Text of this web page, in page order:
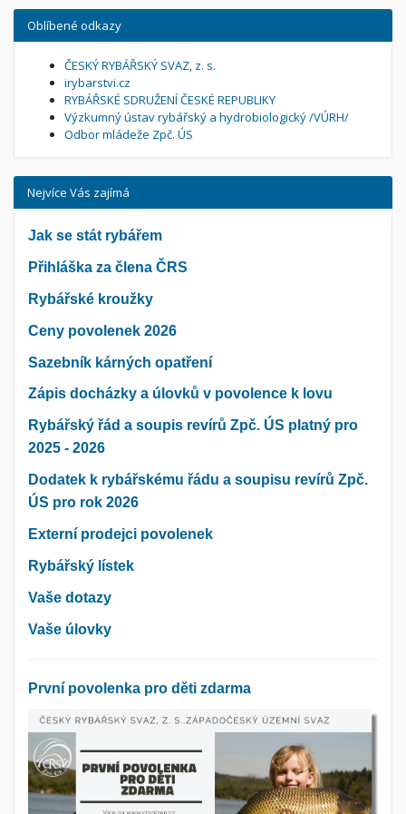
Oblíbené odkazy
ČESKÝ RYBÁŘSKÝ SVAZ, z. s.
irybarstvi.cz
RYBÁŘSKÉ SDRUŽENÍ ČESKÉ REPUBLIKY
Výzkumný ústav rybářský a hydrobiologický /VÚRH/
Odbor mládeže Zpč. ÚS
Nejvíce Vás zajímá
Jak se stát rybářem
Přihláška za člena ČRS
Rybářské kroužky
Ceny povolenek 2026
Sazebník kárných opatření
Zápis docházky a úlovků v povolence k lovu
Rybářský řád a soupis revírů Zpč. ÚS platný pro
2025 - 2026
Dodatek k rybářskému řádu a soupisu revírů Zpč.
ÚS pro rok 2026
Externí prodejci povolenek
Rybářský lístek
Vaše dotazy
Vaše úlovky
První povolenka pro děti zdarma